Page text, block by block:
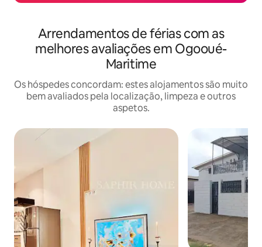
Arrendamentos de férias com as
melhores avaliações em Ogooué-
Maritime
Os hóspedes concordam: estes alojamentos são muito
bem avaliados pela localização, limpeza e outros
aspetos.